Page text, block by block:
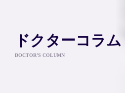
ドクターコラム
DOCTOR’S COLUMN